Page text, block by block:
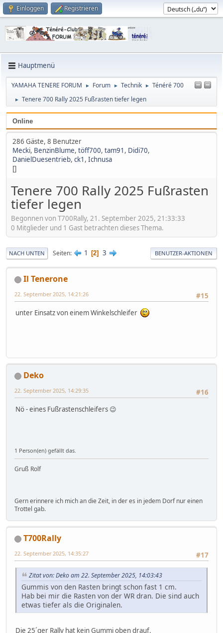
Einloggen Registrieren
Hauptmenü
YAMAHA TENERE FORUM ► Forum ► Technik ► Ténéré 700
► Tenere 700 Rally 2025 Fußrasten tiefer legen
Online
286 Gäste, 8 Benutzer
Mecki, BenzinBlume, töff700, tam91 , Didi70,
DanielDuesentrieb, ck1 , Ichnusa
[]
Tenere 700 Rally 2025 Fußrasten
tiefer legen
Begonnen von T700Rally, 21. September 2025, 21:33:33
0 Mitglieder und 1 Gast betrachten dieses Thema.
NACH UNTEN Seiten 1 2 3 BENUTZER-AKTIONEN
Il Tenerone
#15
22. September 2025, 14:21:26
unter Einsatz von einem Winkelschleifer
Deko
#16
22. September 2025, 14:29:35
Nö - eines Fußrastenschleifers 😉
1 Person(en) gefällt das.
Gruß Rolf
Gern erinnere ich mich an die Zeit, in der es in jedem Dorf nur einen
Trottel gab.
T700Rally
#17
22. September 2025, 14:35:27
Zitat von: Deko am 22. September 2025, 14:03:43
Gummis von den Rasten bringt schon fast 1 cm.
Hab bei mir die Rasten von der WR dran. Die sind auch
etwas tiefer als die Originalen.
Die 25´ger Rally hat kein Gummi oben drauf.